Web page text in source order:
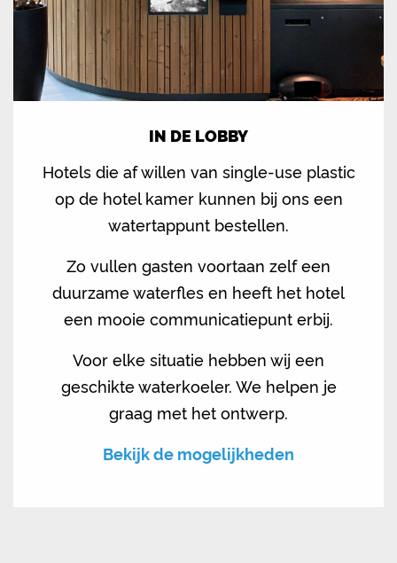
IN DE LOBBY
Hotels die af willen van single-use plastic
op de hotel kamer kunnen bij ons een
watertappunt bestellen.
Zo vullen gasten voortaan zelf een
duurzame waterfles en heeft het hotel
een mooie communicatiepunt erbij.
Voor elke situatie hebben wij een
geschikte waterkoeler. We helpen je
graag met het ontwerp.
Bekijk de mogelijkheden